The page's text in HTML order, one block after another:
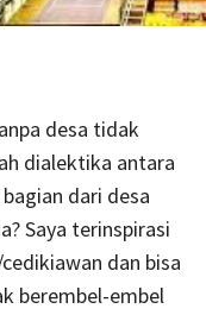
desa tidak
dialektika antara
dari desa
Saya terinspirasi
dan bisa
berembel-embel